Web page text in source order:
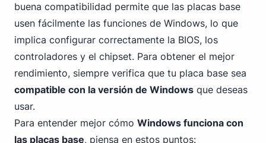
buena compatibilidad permite que las placas base
usen fácilmente las funciones de Windows, lo que
implica configurar correctamente la BIOS, los
controladores y el chipset. Para obtener el mejor
rendimiento, siempre verifica que tu placa base sea
compatible con la versión de Windows que deseas
usar.
Para entender mejor cómo Windows funciona con
las placas base, piensa en estos puntos: